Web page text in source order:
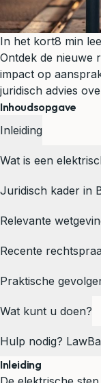
In het kort8 min
Ontdek de nieuwe
impact op
juridisch advies
Inhoudsopgave
Inleiding
Wat is een
Juridisch kader in
Relevante
Recente
Praktische
Wat kunt u doen?
Hulp nodig?
Inleiding